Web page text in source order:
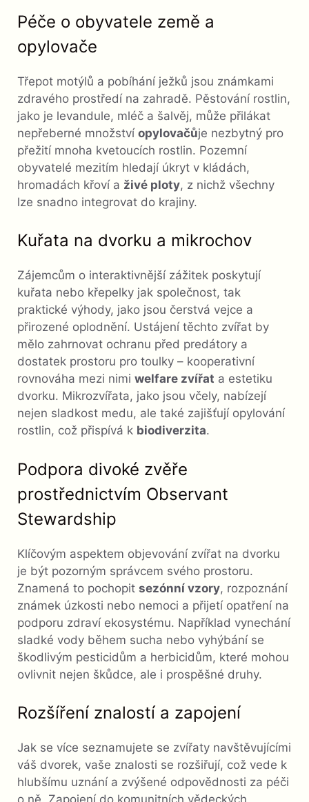
Péče o obyvatele země a
opylovače
Třepot motýlů a pobíhání ježků jsou známkami
zdravého prostředí na zahradě. Pěstování rostlin,
jako je levandule, mléč a šalvěj, může přilákat
nepřeberné množství opylovačůje nezbytný pro
přežití mnoha kvetoucích rostlin. Pozemní
obyvatelé mezitím hledají úkryt v kládách,
hromadách křoví a živé ploty, z nichž všechny
lze snadno integrovat do krajiny.
Kuřata na dvorku a mikrochov
Zájemcům o interaktivnější zážitek poskytují
kuřata nebo křepelky jak společnost, tak
praktické výhody, jako jsou čerstvá vejce a
přirozené oplodnění. Ustájení těchto zvířat by
mělo zahrnovat ochranu před predátory a
dostatek prostoru pro toulky – kooperativní
rovnováha mezi nimi welfare zvířat a estetiku
dvorku. Mikrozvířata, jako jsou včely, nabízejí
nejen sladkost medu, ale také zajišťují opylování
rostlin, což přispívá k biodiverzita.
Podpora divoké zvěře
prostřednictvím Observant
Stewardship
Klíčovým aspektem objevování zvířat na dvorku
je být pozorným správcem svého prostoru.
Znamená to pochopit sezónní vzory, rozpoznání
známek úzkosti nebo nemoci a přijetí opatření na
podporu zdraví ekosystému. Například vynechání
sladké vody během sucha nebo vyhýbání se
škodlivým pesticidům a herbicidům, které mohou
ovlivnit nejen škůdce, ale i prospěšné druhy.
Rozšíření znalostí a zapojení
Jak se více seznamujete se zvířaty navštěvujícími
váš dvorek, vaše znalosti se rozšiřují, což vede k
hlubšímu uznání a zvýšené odpovědnosti za péči